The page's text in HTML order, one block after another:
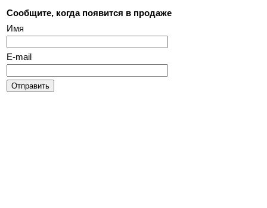
Сообщите, когда появится в продаже
Имя
E-mail